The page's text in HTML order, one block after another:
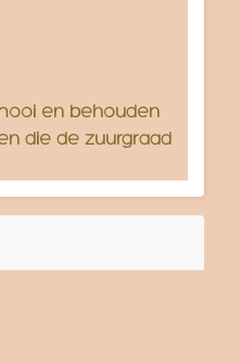
en behouden
die de zuurgraad